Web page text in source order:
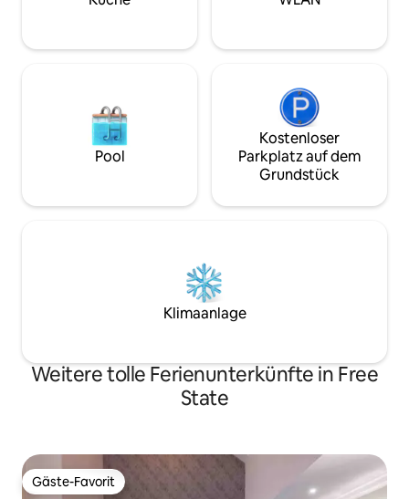
ausgestattet.
Winter 2026 –
Pool
Kostenloser
Parkplatz auf dem
Grundstück
Klimaanlage
Weitere tolle Ferienunterkünfte in Free
State
Gäste-Favorit
Gäste-Favorit